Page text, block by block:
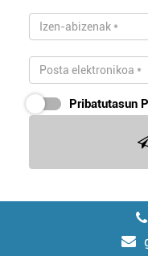
Pribatutasun